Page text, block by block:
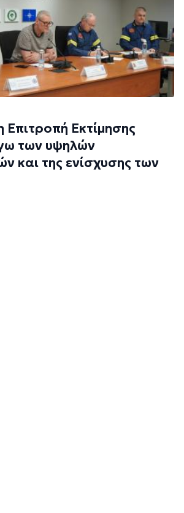
Επιτροπή Εκτίμησης
των υψηλών
και της ενίσχυσης των